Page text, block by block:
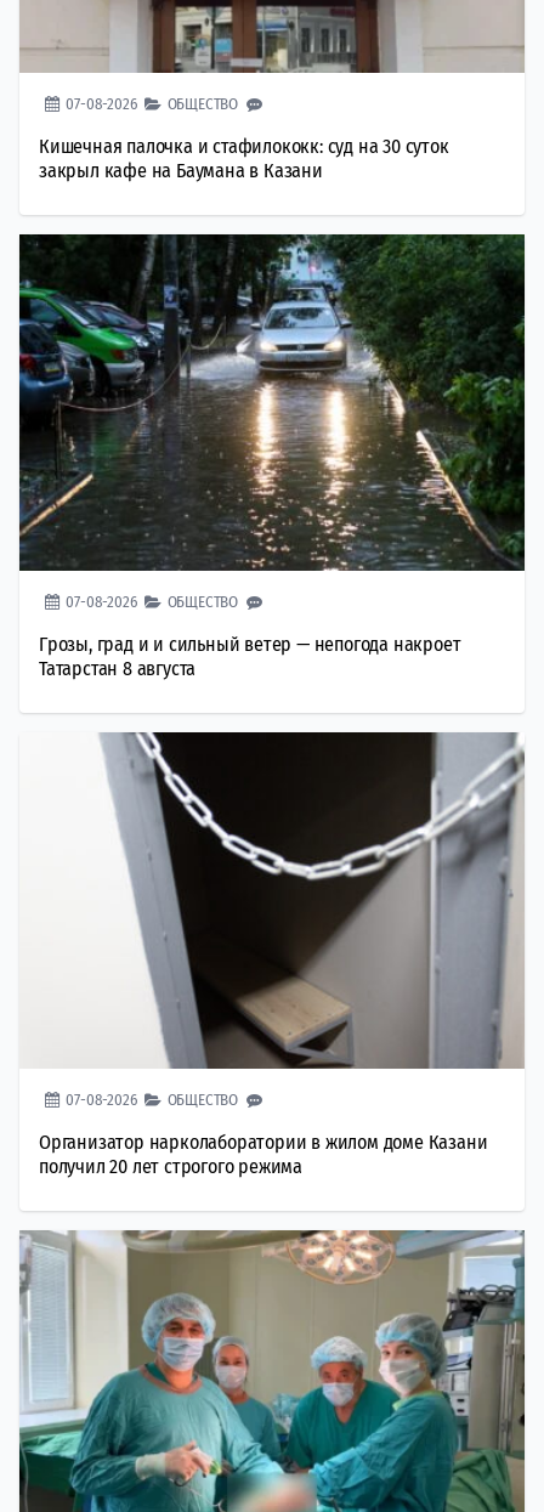
07-08-2026 ОБЩЕСТВО
Кишечная палочка и стафилококк: суд на 30 суток
закрыл кафе на Баумана в Казани
07-08-2026 ОБЩЕСТВО
Грозы, град и и сильный ветер — непогода накроет
Татарстан 8 августа
07-08-2026 ОБЩЕСТВО
Организатор нарколаборатории в жилом доме Казани
получил 20 лет строгого режима